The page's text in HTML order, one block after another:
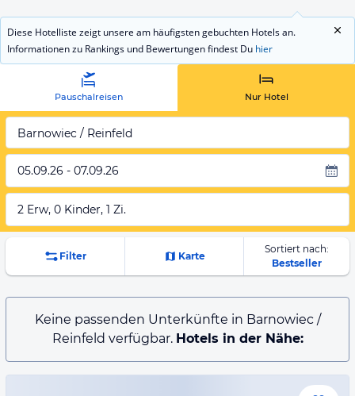
Diese Hotelliste zeigt unsere am häufigsten gebuchten Hotels an.
Informationen zu Rankings und Bewertungen findest Du hier
Pauschalreisen Nur Hotel
Barnowiec / Reinfeld
05.09.26 - 07.09.26
2 Erw, 0 Kinder, 1 Zi.
Filter Karte
Sortiert nach:
Bestseller
Keine passenden Unterkünfte in Barnowiec /
Reinfeld verfügbar. Hotels in der Nähe: